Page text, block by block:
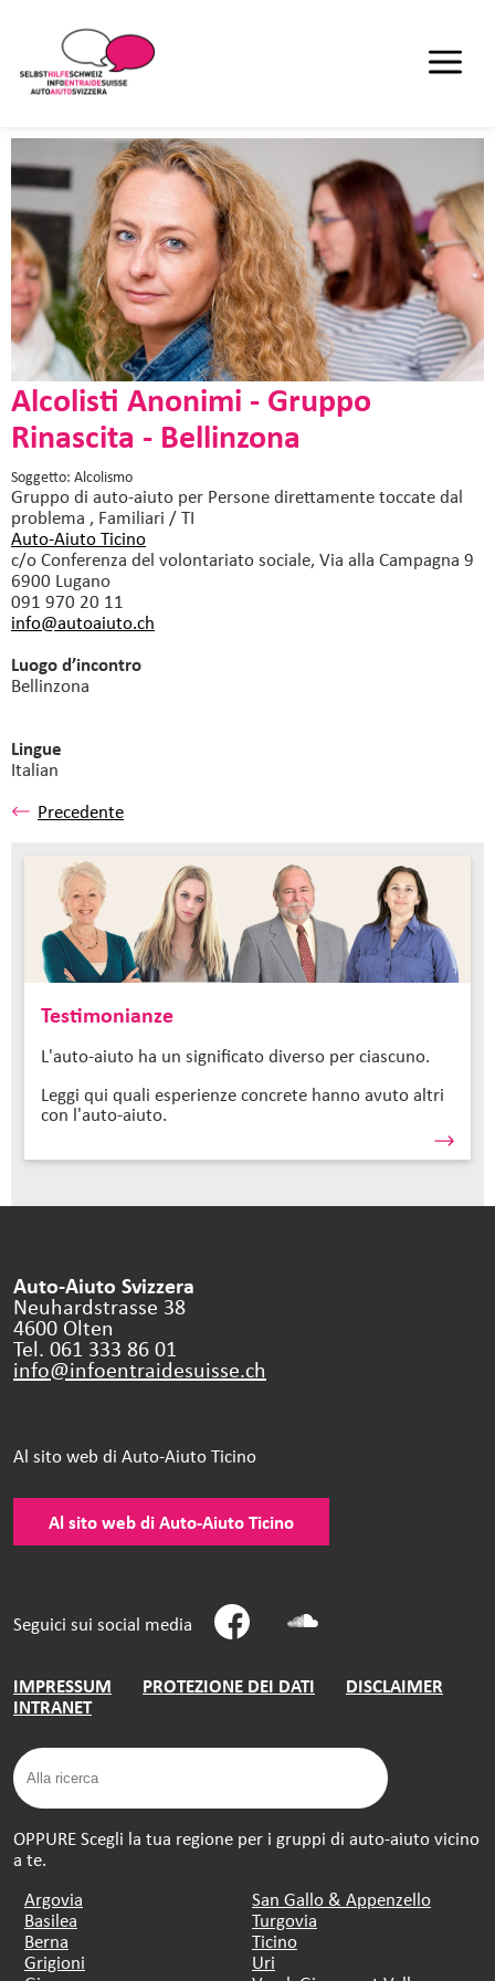
Alcolisti Anonimi - Gruppo
Rinascita - Bellinzona
Soggetto: Alcolismo
Gruppo di auto-aiuto per Persone direttamente toccate dal
problema , Familiari / TI
Auto-Aiuto Ticino
c/o Conferenza del volontariato sociale, Via alla Campagna 9
6900 Lugano
091 970 20 11
info@autoaiuto.ch
Luogo d’incontro
Bellinzona
Lingue
Italian
Precedente
Testimonianze
L'auto-aiuto ha un significato diverso per ciascuno.
Leggi qui quali esperienze concrete hanno avuto altri
con l'auto-aiuto.
Auto-Aiuto Svizzera
Neuhardstrasse 38
4600 Olten
Tel. 061 333 86 01
info@infoentraidesuisse.ch
Al sito web di Auto-Aiuto Ticino
Al sito web di Auto-Aiuto Ticino
Seguici sui social media
IMPRESSUM PROTEZIONE DEI DATI
DISCLAIMER
INTRANET
OPPURE Scegli la tua regione per i gruppi di auto-aiuto vicino
a te.
Argovia
Basilea
Berna
Grigioni
San Gallo & Appenzello
Turgovia
Ticino
Uri